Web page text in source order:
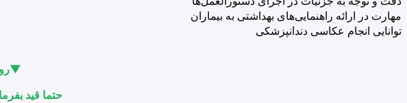
مهارت در ارائه راهنمایی‌های بهداشتی به بیماران
توانایی انجام عکاسی دندانپزشکی
حتما قید